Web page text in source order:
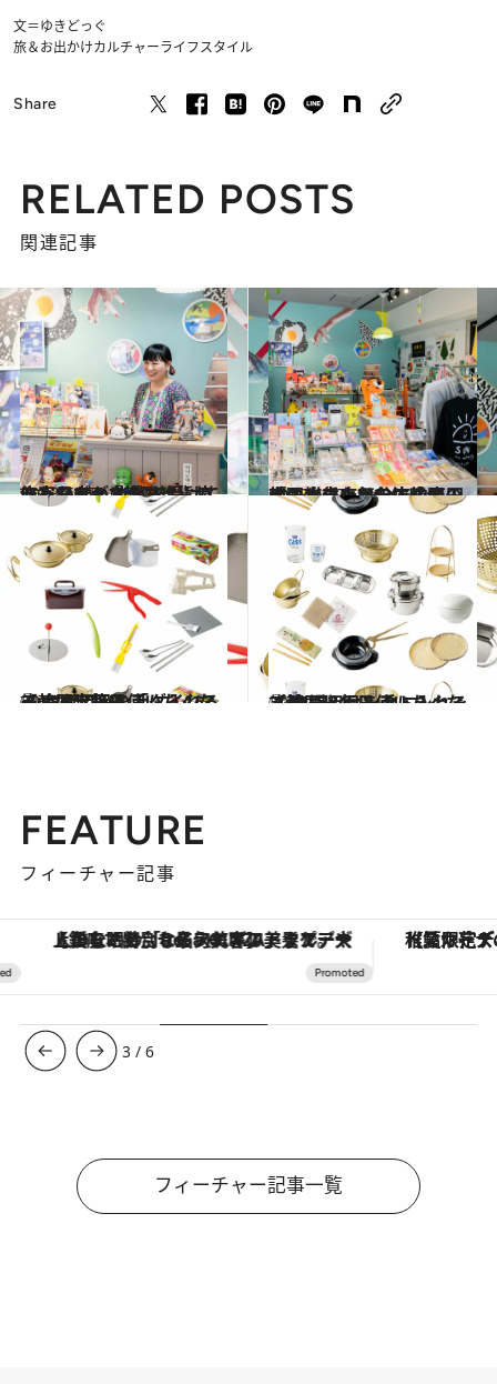
文＝ゆきどっぐ
旅＆お出かけカルチャーライフスタイル
Share
RELATED POSTS
関連記事
2023.6.17
トレンディドラマに、嵐に、SMAP。韓国雑貨の作家たちが 影響を受けてきた日本の文化
旅＆お出かけ 2023.6.17
「弘大のような店内で、 韓国へ来た気分に」高円寺の雑貨店PKPで韓国のアートシーンを体感せよ！
旅＆お出かけ
2023.5.23
【韓国】毎日使いたくなる 台所用品を手に入れる① おなじみの「ダイソー」は宝箱!?
旅＆お出かけ 2023.5.24
【韓国】毎日使いたくなる 台所用品を手に入れる② 市場＆セレクトショップ篇
旅＆お出かけ
FEATURE
フィーチャー記事
【銀座で出合う最旬美容】美髪ケアや上質な眠り…セルフケアのアップデートから、特別な名入れギフトまで。大人のための「ReFa GINZA」クルーズ 【夏限定ディナーコース】旬を
3 /6
フィーチャー記事一覧